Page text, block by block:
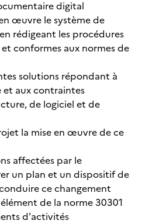
digital
œuvre le système de
rédigeant les procédures
conformes aux normes de
solutions répondant à
aux contraintes
de logiciel et de
la mise en œuvre de ce
affectées par le
un plan et un dispositif de
ce changement
de la norme 30301
d'activités